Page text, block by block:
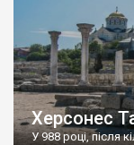
Херсонес
У 988 році, після